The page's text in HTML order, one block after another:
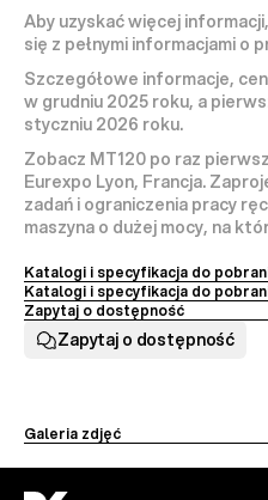
Aby uzyskać więcej
się z pełnymi informacjami o
Szczegółowe informacje,
w grudniu 2025 roku
styczniu 2026 roku.
Zobacz MT120 po raz
Eurexpo Lyon, Francja.
zadań i ograniczenia pracy
maszyna o dużej mocy, na
Katalogi i specyfikacja do
Katalogi i specyfikacja do
Zapytaj o dostępność
Zapytaj o dostępność
Galeria zdjęć